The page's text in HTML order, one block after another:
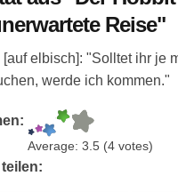
Reise"
elbisch]: "Solltet ihr je
werde ich kommen."
Average: 3.5 (4 votes)